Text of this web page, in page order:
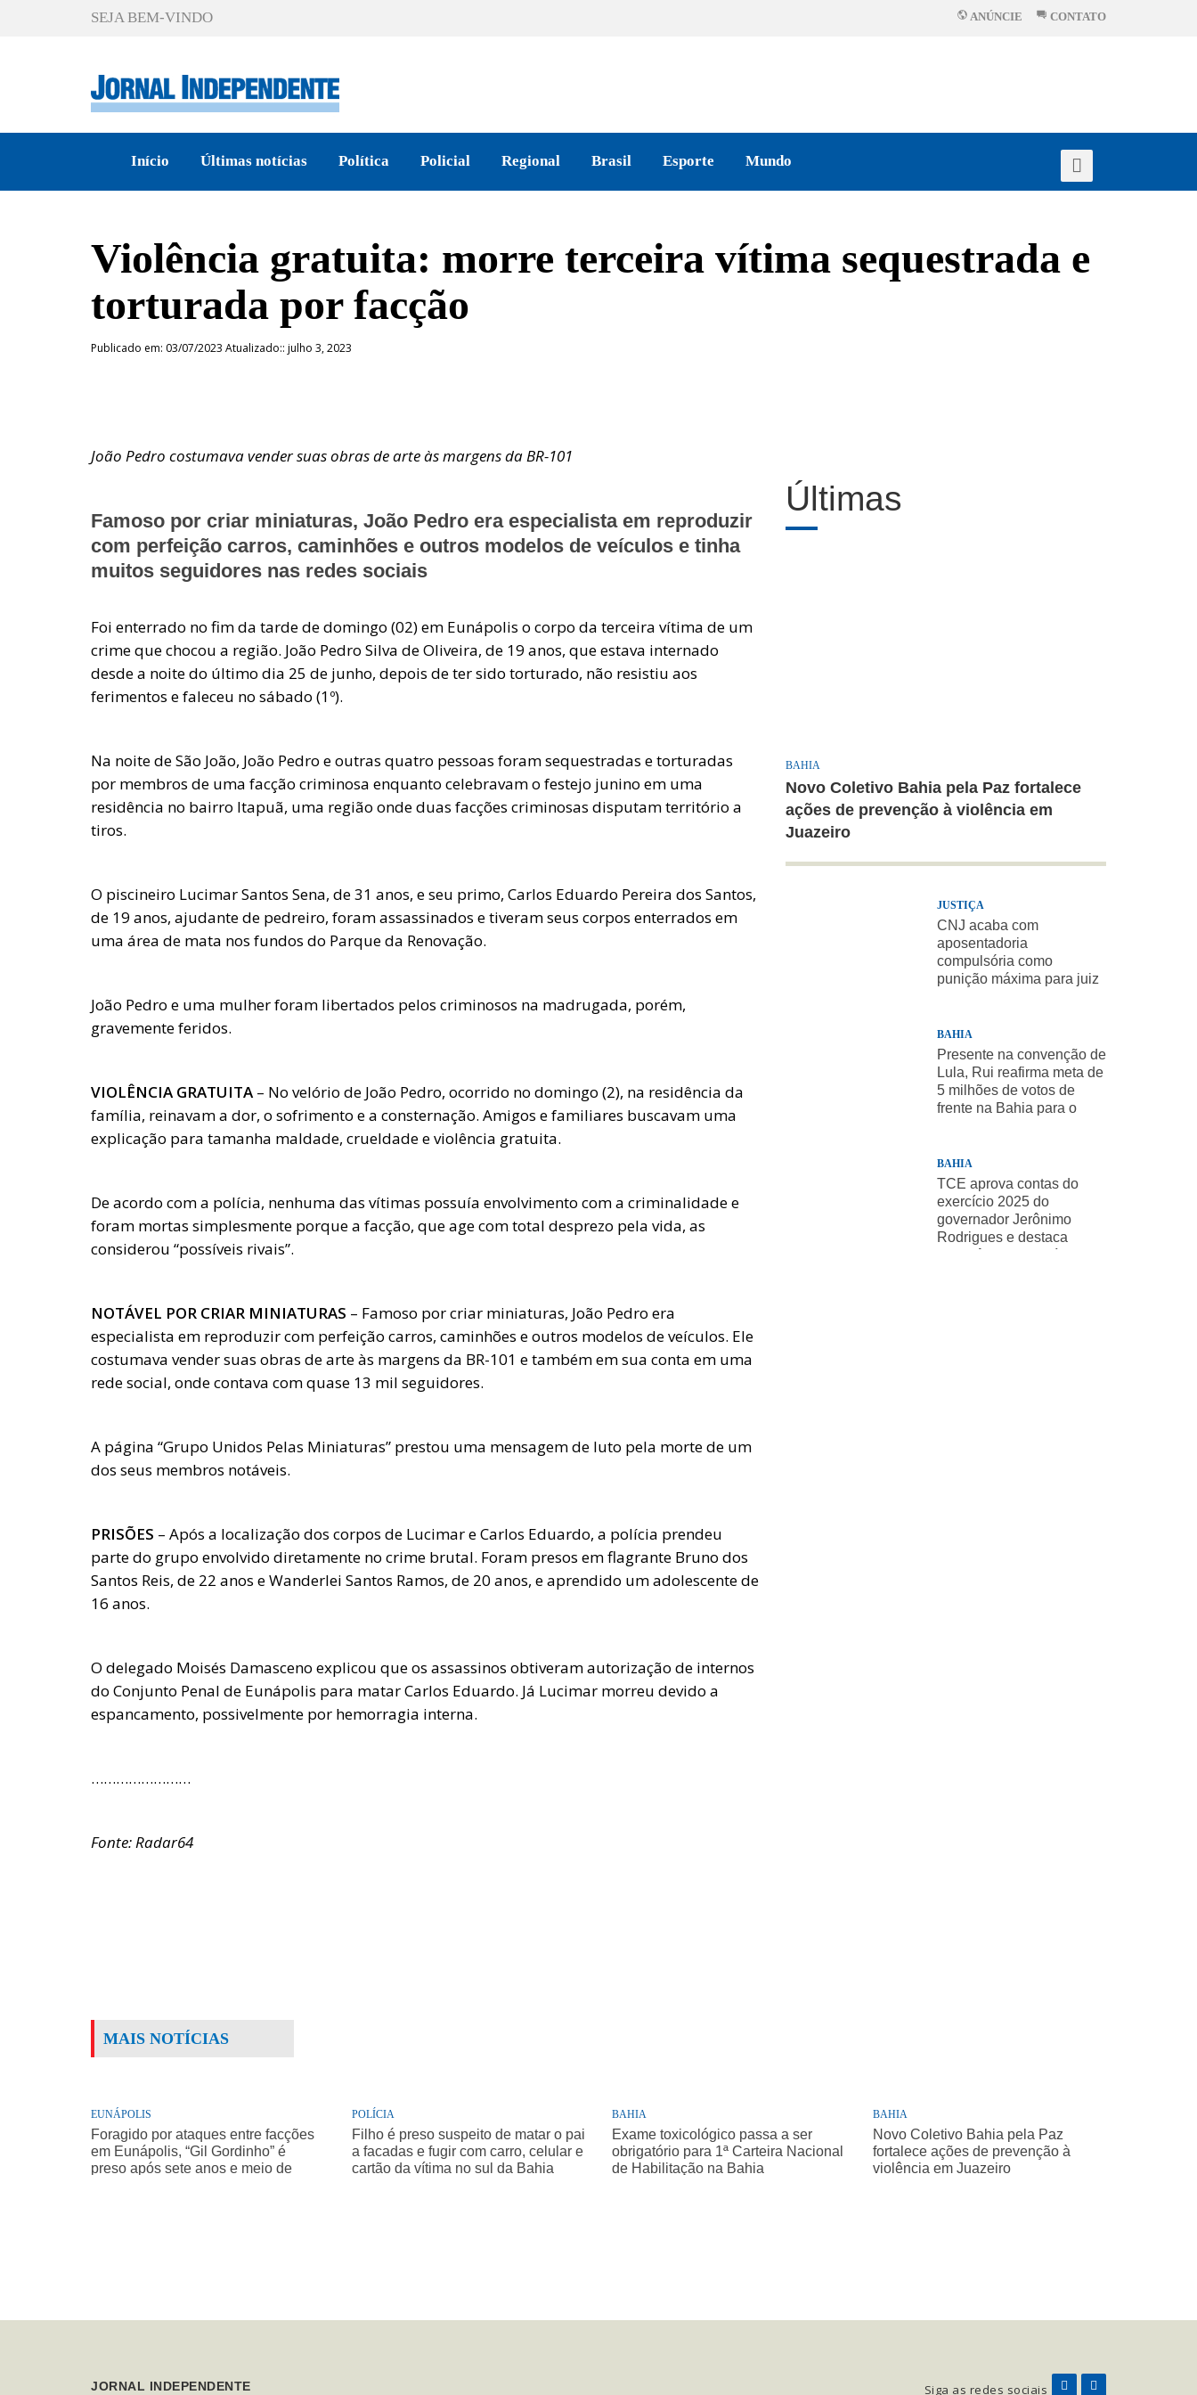
SEJA BEM-VINDO ANÚNCIE CONTATO
Início Últimas notícias Política Policial Regional Brasil Esporte Mundo
Violência gratuita: morre terceira vítima sequestrada e
torturada por facção
Publicado em: 03/07/2023 Atualizado:: julho 3, 2023
João Pedro costumava vender suas obras de arte às margens da BR-101
Famoso por criar miniaturas, João Pedro era especialista em reproduzir
com perfeição carros, caminhões e outros modelos de veículos e tinha
muitos seguidores nas redes sociais
Foi enterrado no fim da tarde de domingo (02) em Eunápolis o corpo da terceira vítima de um
crime que chocou a região. João Pedro Silva de Oliveira, de 19 anos, que estava internado
desde a noite do último dia 25 de junho, depois de ter sido torturado, não resistiu aos
ferimentos e faleceu no sábado (1º).
Na noite de São João, João Pedro e outras quatro pessoas foram sequestradas e torturadas
por membros de uma facção criminosa enquanto celebravam o festejo junino em uma
residência no bairro Itapuã, uma região onde duas facções criminosas disputam território a
tiros.
O piscineiro Lucimar Santos Sena, de 31 anos, e seu primo, Carlos Eduardo Pereira dos Santos,
de 19 anos, ajudante de pedreiro, foram assassinados e tiveram seus corpos enterrados em
uma área de mata nos fundos do Parque da Renovação.
João Pedro e uma mulher foram libertados pelos criminosos na madrugada, porém,
gravemente feridos.
VIOLÊNCIA GRATUITA – No velório de João Pedro, ocorrido no domingo (2), na residência da
família, reinavam a dor, o sofrimento e a consternação. Amigos e familiares buscavam uma
explicação para tamanha maldade, crueldade e violência gratuita.
De acordo com a polícia, nenhuma das vítimas possuía envolvimento com a criminalidade e
foram mortas simplesmente porque a facção, que age com total desprezo pela vida, as
considerou “possíveis rivais”.
NOTÁVEL POR CRIAR MINIATURAS – Famoso por criar miniaturas, João Pedro era
especialista em reproduzir com perfeição carros, caminhões e outros modelos de veículos. Ele
costumava vender suas obras de arte às margens da BR-101 e também em sua conta em uma
rede social, onde contava com quase 13 mil seguidores.
A página “Grupo Unidos Pelas Miniaturas” prestou uma mensagem de luto pela morte de um
dos seus membros notáveis.
PRISÕES – Após a localização dos corpos de Lucimar e Carlos Eduardo, a polícia prendeu
parte do grupo envolvido diretamente no crime brutal. Foram presos em flagrante Bruno dos
Santos Reis, de 22 anos e Wanderlei Santos Ramos, de 20 anos, e aprendido um adolescente de
16 anos.
O delegado Moisés Damasceno explicou que os assassinos obtiveram autorização de internos
do Conjunto Penal de Eunápolis para matar Carlos Eduardo. Já Lucimar morreu devido a
espancamento, possivelmente por hemorragia interna.
……………………
Fonte: Radar64
Últimas
BAHIA
Novo Coletivo Bahia pela Paz fortalece
ações de prevenção à violência em
Juazeiro
JUSTIÇA
CNJ acaba com
aposentadoria
compulsória como
punição máxima para juiz
BAHIA
Presente na convenção de
Lula, Rui reafirma meta de
5 milhões de votos de
frente na Bahia para o
BAHIA
TCE aprova contas do
exercício 2025 do
governador Jerônimo
Rodrigues e destaca
MAIS NOTÍCIAS
EUNÁPOLIS
Foragido por ataques entre facções
em Eunápolis, “Gil Gordinho” é
preso após sete anos e meio de
POLÍCIA
Filho é preso suspeito de matar o pai
a facadas e fugir com carro, celular e
cartão da vítima no sul da Bahia
BAHIA
Exame toxicológico passa a ser
obrigatório para 1ª Carteira Nacional
de Habilitação na Bahia
BAHIA
Novo Coletivo Bahia pela Paz
fortalece ações de prevenção à
violência em Juazeiro
JORNAL INDEPENDENTE Siga as redes sociais